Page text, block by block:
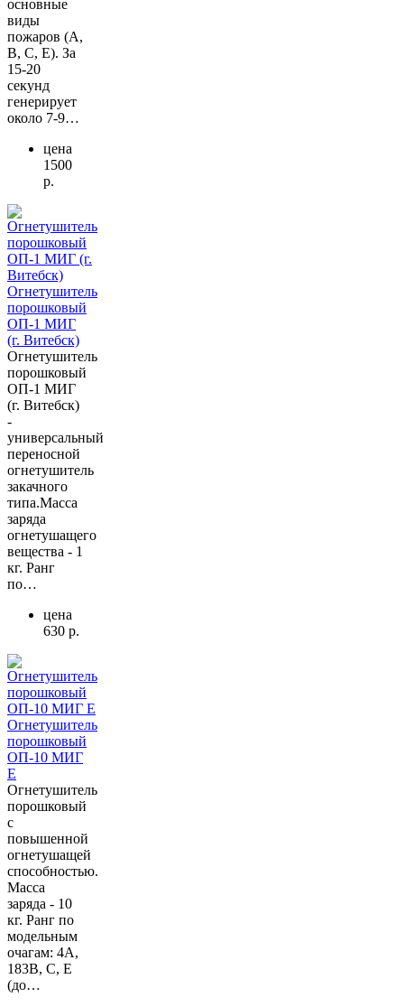
основные
виды
пожаров (А,
В, С, Е). За
15-20
секунд
генерирует
около 7-9…
цена
1500
р.
Огнетушитель
порошковый
ОП-1 МИГ
(г. Витебск)
Огнетушитель
порошковый
ОП-1 МИГ
(г. Витебск)
-
универсальный
переносной
огнетушитель
закачного
типа.Масса
заряда
огнетушащего
вещества - 1
кг. Ранг
по…
цена
630 р.
Огнетушитель
порошковый
ОП-10 МИГ
Е
Огнетушитель
порошковый
с
повышенной
огнетушащей
способностью.
Масса
заряда - 10
кг. Ранг по
модельным
очагам: 4А,
183В, С, Е
(до…